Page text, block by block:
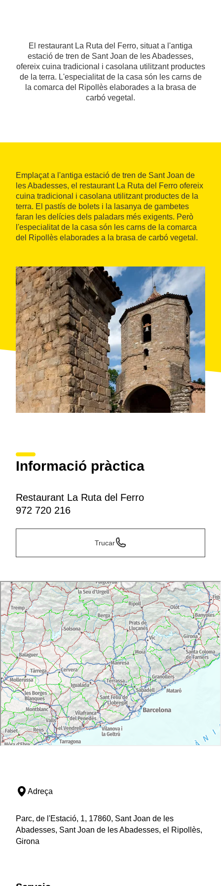
El restaurant La Ruta del Ferro, situat a l'antiga
estació de tren de Sant Joan de les Abadesses,
ofereix cuina tradicional i casolana utilitzant productes
de la terra. L'especialitat de la casa són les carns de
la comarca del Ripollès elaborades a la brasa de
carbó vegetal.
Emplaçat a l'antiga estació de tren de Sant Joan de
les Abadesses, el restaurant La Ruta del Ferro ofereix
cuina tradicional i casolana utilitzant productes de la
terra. El pastís de bolets i la lasanya de gambetes
faran les delícies dels paladars més exigents. Però
l'especialitat de la casa són les carns de la comarca
del Ripollès elaborades a la brasa de carbó vegetal.
Informació pràctica
Restaurant La Ruta del Ferro
972 720 216
Trucar
Adreça
Parc, de l'Estació, 1, 17860, Sant Joan de les
Abadesses, Sant Joan de les Abadesses, el Ripollès,
Girona